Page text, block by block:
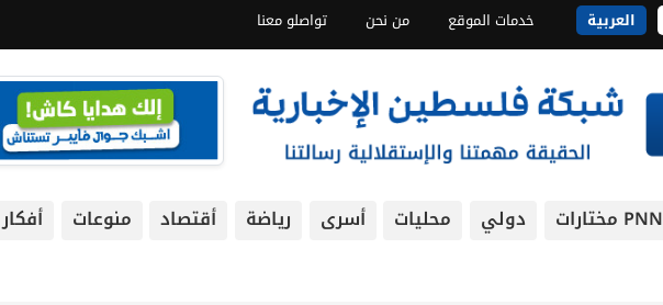
العربية خدمات الموقع من نحن تواصلو معنا
PNN مختارات دولي محليات أسرى رياضة أقتصاد منوعات أفكار